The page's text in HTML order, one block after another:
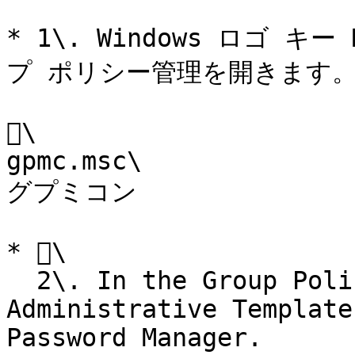
* 1\. Windows ロゴ キー R
プ ポリシー管理を開きます
\
gpmc.msc\
グプミコン
* \
Administrative
Password Manager.